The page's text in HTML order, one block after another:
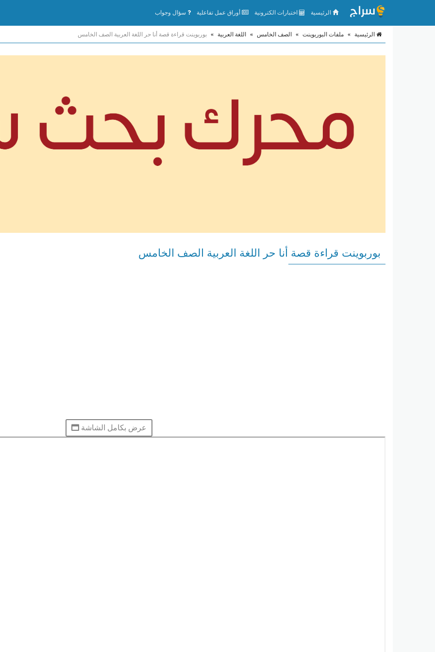
الرئيسية اختبارات الكترونية أوراق عمل تفاعلية سؤال وجواب
الرئيسية » ملفات البوربوينت » الصف الخامس » اللغة العربية » بوربوينت قراءة قصة أنا حر اللغة العربية الصف الخامس
بوربوينت قراءة قصة أنا حر اللغة العربية الصف الخامس
عرض بكامل الشاشة